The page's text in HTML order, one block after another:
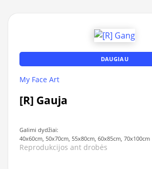
DAUGIAU
My Face Art
[R] Gauja
Galimi dydžiai:
40x60cm, 50x70cm, 55x80cm, 60x85cm, 70x100cm
Reprodukcijos ant drobės